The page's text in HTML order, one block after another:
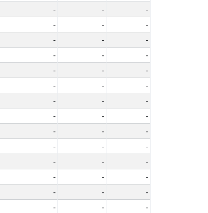
- -
-
- -
-
- -
-
- -
-
- -
-
- -
-
- -
-
- -
-
- -
-
- -
-
- -
-
- -
-
- -
-
- -
-